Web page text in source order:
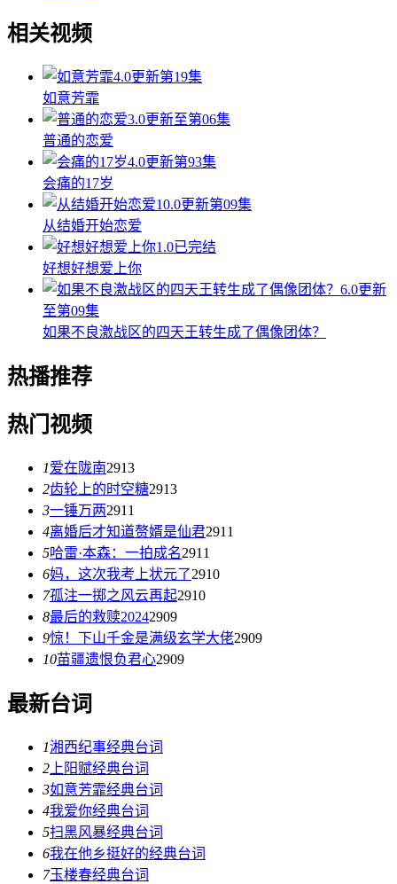
相关视频
4.0更新第19集
如意芳霏
3.0更新至第06集
普通的恋爱
4.0更新第93集
会痛的17岁
10.0更新第09集
从结婚开始恋爱
1.0已完结
好想好想爱上你
6.0更新
至第09集
如果不良激战区的四天王转生成了偶像团体？
热播推荐
热门视频
1爱在陇南2913
2齿轮上的时空糖2913
3一锤万两2911
4离婚后才知道赘婿是仙君2911
5哈雷·本森：一拍成名2911
6妈，这次我考上状元了2910
7孤注一掷之风云再起2910
8最后的救赎20242909
9惊！下山千金是满级玄学大佬2909
10苗疆遗恨负君心2909
最新台词
1湘西纪事经典台词
2 上阳赋经典台词
3如意芳霏经典台词
4我爱你经典台词
5扫黑风暴经典台词
6我在他乡挺好的经典台词
7玉楼春经典台词